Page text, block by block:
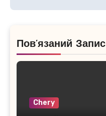
Пов’язаний Запис
Chery